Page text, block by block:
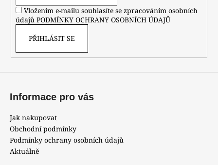
Vložením e-mailu souhlasíte se zpracováním osobních
údajů PODMÍNKY OCHRANY OSOBNÍCH ÚDAJŮ
PŘIHLÁSIT SE
Informace pro vás
Jak nakupovat
Obchodní podmínky
Podmínky ochrany osobních údajů
Aktuálně